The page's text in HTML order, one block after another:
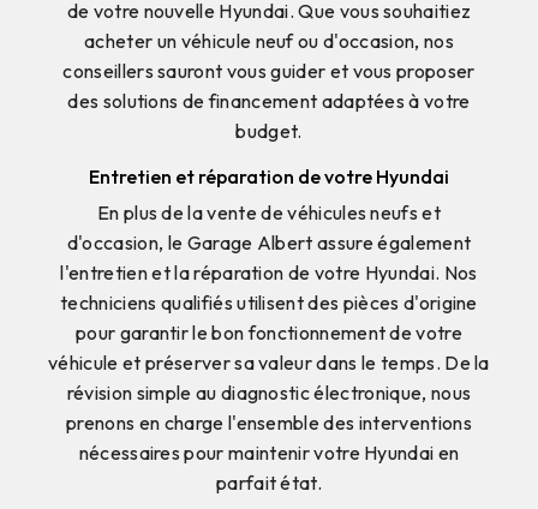
de votre nouvelle Hyundai. Que vous souhaitiez
acheter un véhicule neuf ou d'occasion, nos
conseillers sauront vous guider et vous proposer
des solutions de financement adaptées à votre
budget.
Entretien et réparation de votre Hyundai
En plus de la vente de véhicules neufs et
d'occasion, le Garage Albert assure également
l'entretien et la réparation de votre Hyundai. Nos
techniciens qualifiés utilisent des pièces d'origine
pour garantir le bon fonctionnement de votre
véhicule et préserver sa valeur dans le temps. De la
révision simple au diagnostic électronique, nous
prenons en charge l'ensemble des interventions
nécessaires pour maintenir votre Hyundai en
parfait état.